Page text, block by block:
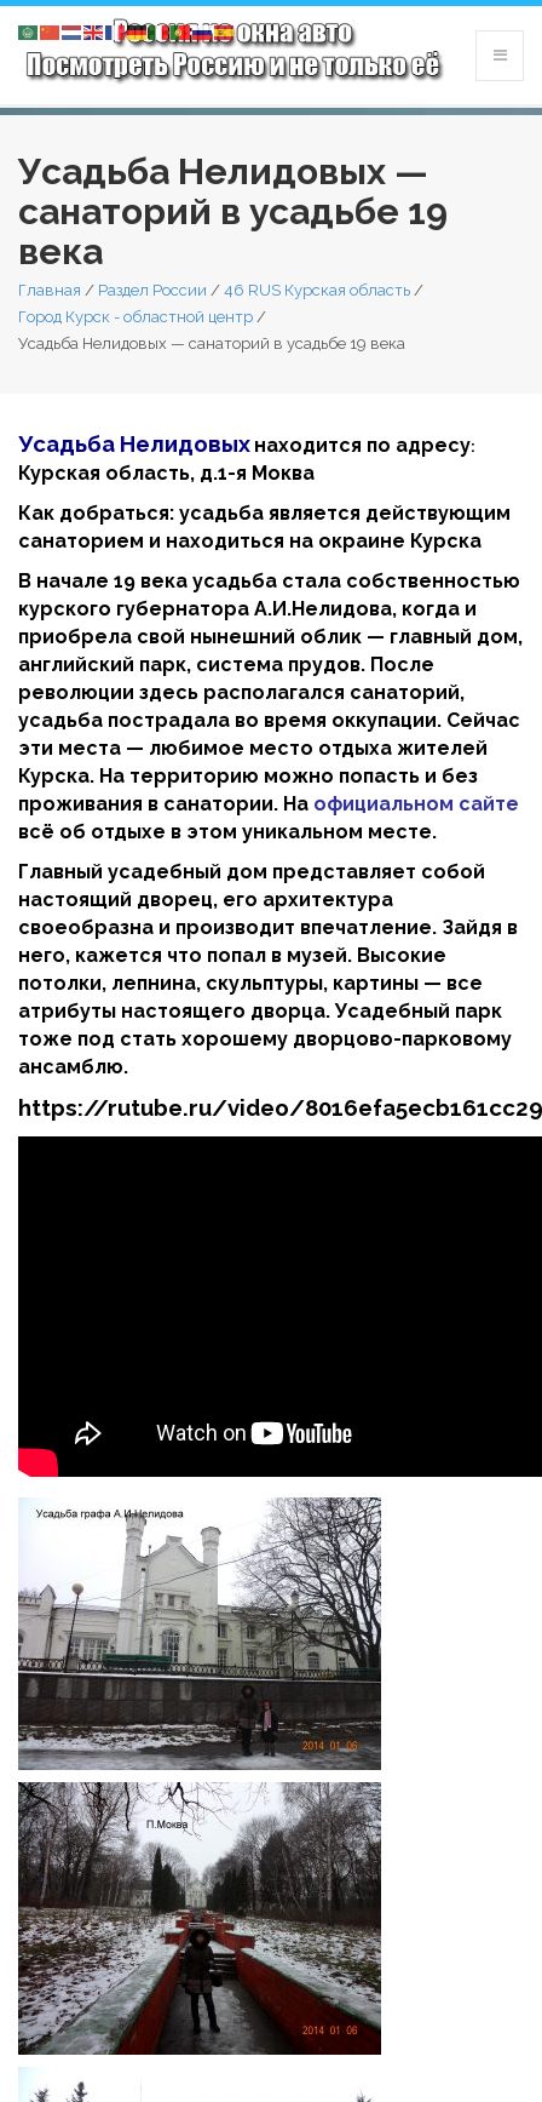
Усадьба Нелидовых —
санаторий в усадьбе 19
века
Главная / Раздел России / 46 RUS Курская область /
Город Курск - областной центр /
Усадьба Нелидовых — санаторий в усадьбе 19 века
Усадьба Нелидовых находится по адресу:
Курская область, д.1-я Моква
Как добраться: усадьба является действующим
санаторием и находиться на окраине Курска
В начале 19 века усадьба стала собственностью
курского губернатора А.И.Нелидова, когда и
приобрела свой нынешний облик — главный дом,
английский парк, система прудов. После
революции здесь располагался санаторий,
усадьба пострадала во время оккупации. Сейчас
эти места — любимое место отдыха жителей
Курска. На территорию можно попасть и без
проживания в санатории. На официальном сайте
всё об отдыхе в этом уникальном месте.
Главный усадебный дом представляет собой
настоящий дворец, его архитектура
своеобразна и производит впечатление. Зайдя в
него, кажется что попал в музей. Высокие
потолки, лепнина, скульптуры, картины — все
атрибуты настоящего дворца. Усадебный парк
тоже под стать хорошему дворцово-парковому
ансамблю.
https://rutube.ru/video/